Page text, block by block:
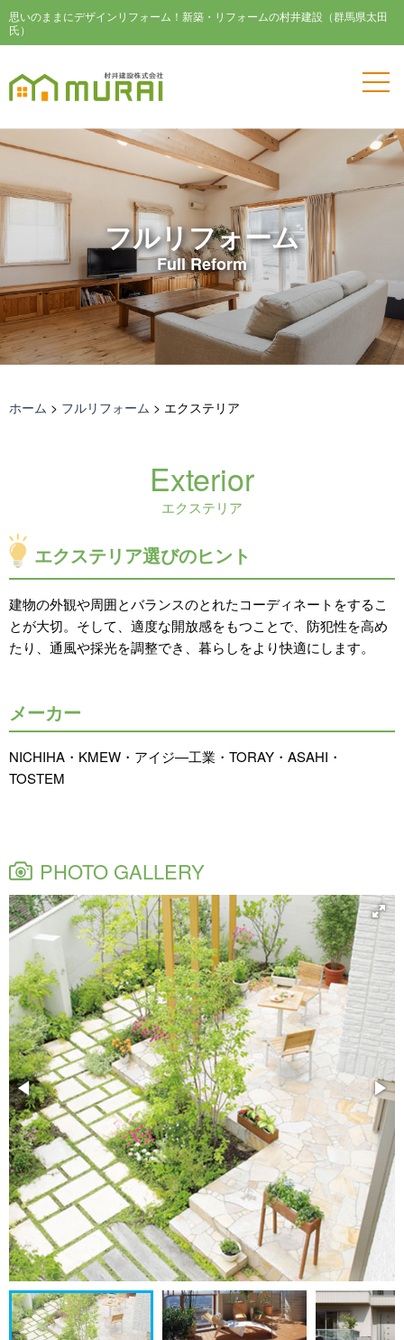
思いのままにデザインリフォーム！新築・リフォームの村井建設（群馬県太田
氏）
フルリフォーム
Full Reform
ホーム > フルリフォーム > エクステリア
Exterior
エクステリア
エクステリア選びのヒント
建物の外観や周囲とバランスのとれたコーディネートをするこ
とが大切。そして、適度な開放感をもつことで、防犯性を高め
たり、通風や採光を調整でき、暮らしをより快適にします。
メーカー
NICHIHA・KMEW・アイジ―工業・TORAY・ASAHI・
TOSTEM
PHOTO GALLERY